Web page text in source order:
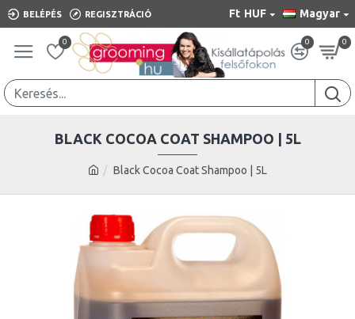
BELÉPÉS REGISZTRÁCIÓ Ft HUF Magyar
0 0 0
Black Cocoa Coat Shampoo | 5L
BLACK COCOA COAT SHAMPOO | 5L